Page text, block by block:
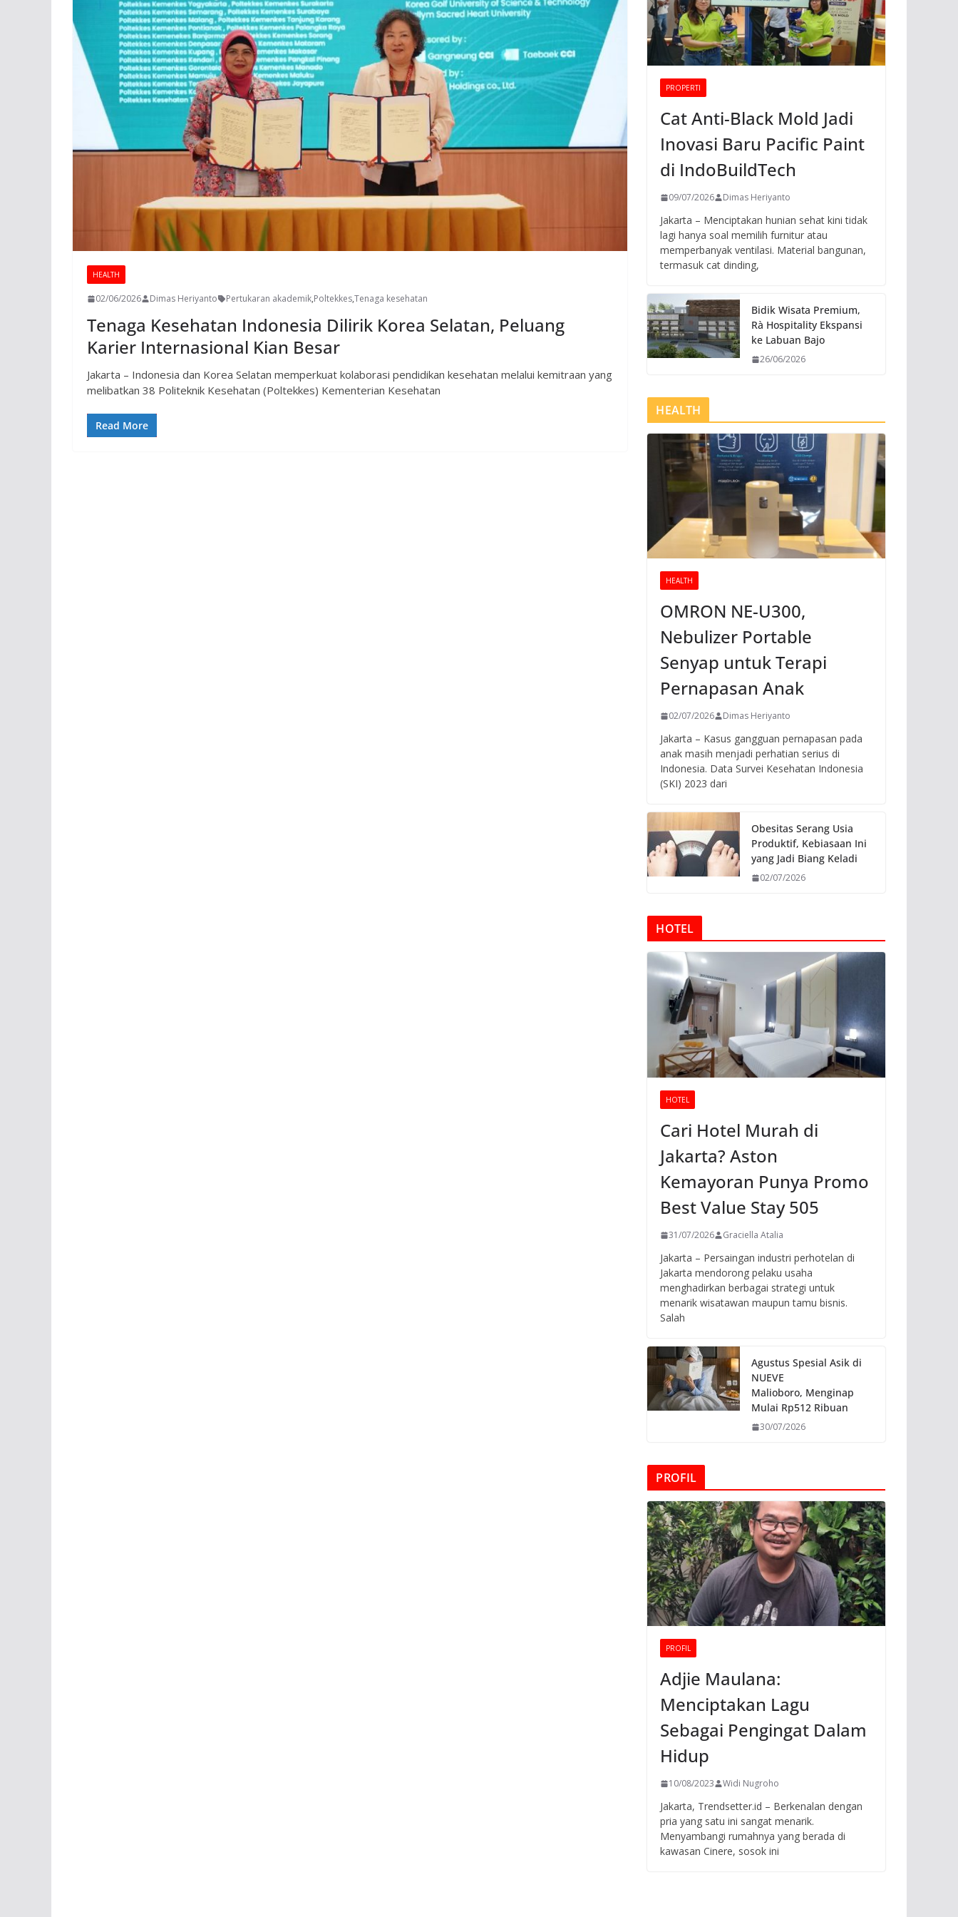
HEALTH
02/06/2026 Dimas Heriyanto Pertukaran akademik,Poltekkes,Tenaga kesehatan
Tenaga Kesehatan Indonesia Dilirik Korea Selatan, Peluang
Karier Internasional Kian Besar
Jakarta – Indonesia dan Korea Selatan memperkuat kolaborasi pendidikan kesehatan melalui kemitraan yang
melibatkan 38 Politeknik Kesehatan (Poltekkes) Kementerian Kesehatan
Read More
PROPERTI
Cat Anti-Black Mold Jadi
Inovasi Baru Pacific Paint
di IndoBuildTech
09/07/2026 Dimas Heriyanto
Jakarta – Menciptakan hunian sehat kini tidak
lagi hanya soal memilih furnitur atau
memperbanyak ventilasi. Material bangunan,
termasuk cat dinding,
Bidik Wisata Premium,
Rà Hospitality Ekspansi
ke Labuan Bajo
26/06/2026
HEALTH
HEALTH
OMRON NE-U300,
Nebulizer Portable
Senyap untuk Terapi
Pernapasan Anak
02/07/2026 Dimas Heriyanto
Jakarta – Kasus gangguan pernapasan pada
anak masih menjadi perhatian serius di
Indonesia. Data Survei Kesehatan Indonesia
(SKI) 2023 dari
Obesitas Serang Usia
Produktif, Kebiasaan Ini
yang Jadi Biang Keladi
02/07/2026
HOTEL
HOTEL
Cari Hotel Murah di
Jakarta? Aston
Kemayoran Punya Promo
Best Value Stay 505
31/07/2026 Graciella Atalia
Jakarta – Persaingan industri perhotelan di
Jakarta mendorong pelaku usaha
menghadirkan berbagai strategi untuk
menarik wisatawan maupun tamu bisnis.
Salah
Agustus Spesial Asik di
NUEVE
Malioboro, Menginap
Mulai Rp512 Ribuan
30/07/2026
PROFIL
PROFIL
Adjie Maulana:
Menciptakan Lagu
Sebagai Pengingat Dalam
Hidup
10/08/2023 Widi Nugroho
Jakarta, Trendsetter.id – Berkenalan dengan
pria yang satu ini sangat menarik.
Menyambangi rumahnya yang berada di
kawasan Cinere, sosok ini